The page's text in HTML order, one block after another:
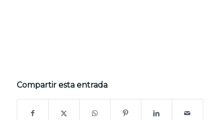
Compartir esta entrada